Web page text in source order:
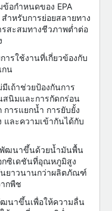
ข้อกำหนดของ EPA
สำหรับการย่อยสลายทาง
สะสมทางชีวภาพต่ำต่อ
ารใช้งานที่เกี่ยวข้องกับ
กน
เถ้าช่วยป้องกันการ
สนิมและการกัดกร่อน
การแยกน้ำ การยับยั้ง
และความเข้ากันได้กับ
พัฒนาขึ้นด้วยน้ำมันพื้น
กซิเดชันที่อุณหภูมิสูง
นยาวนานกว่าผลิตภัณฑ์
กพืช
นาขึ้นเพื่อให้ความลื่น